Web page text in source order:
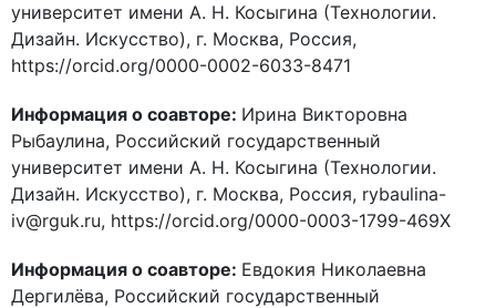
университет имени А. Н. Косыгина (Технологии.
Дизайн. Искусство), г. Москва, Россия,
https://orcid.org/0000-0002-6033-8471
Информация о соавторе: Ирина Викторовна
Рыбаулина, Российский государственный
университет имени А. Н. Косыгина (Технологии.
Дизайн. Искусство), г. Москва, Россия, rybaulina-
iv@rguk.ru, https://orcid.org/0000-0003-1799-469X
Информация о соавторе: Евдокия Николаевна
Дергилёва, Российский государственный